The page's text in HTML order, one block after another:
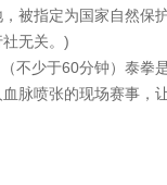
被指定为国家自然
社无关。)
不少于60分钟）泰拳
脉喷张的现场赛事